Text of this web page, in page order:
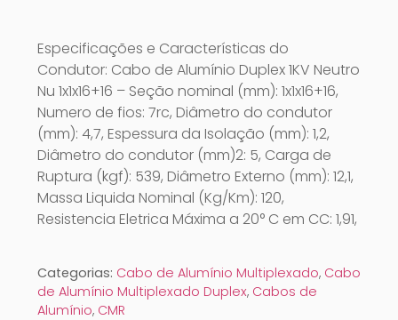
Especificações e Características do
Condutor: Cabo de Alumínio Duplex 1KV Neutro
Nu 1x1x16+16 – Seção nominal (mm): 1x1x16+16,
Numero de fios: 7rc, Diâmetro do condutor
(mm): 4,7, Espessura da Isolação (mm): 1,2,
Diâmetro do condutor (mm)2: 5, Carga de
Ruptura (kgf): 539, Diâmetro Externo (mm): 12,1,
Massa Liquida Nominal (Kg/Km): 120,
Resistencia Eletrica Máxima a 20° C em CC: 1,91,
Categorias: Cabo de Alumínio Multiplexado, Cabo
de Alumínio Multiplexado Duplex, Cabos de
Alumínio, CMR